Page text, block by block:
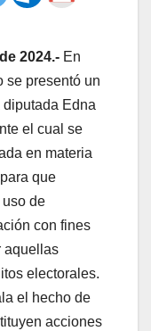
2024.- En
se presentó un
Edna
el cual se
en materia
que
de
con fines
aquellas
electorales.
el hecho de
acciones